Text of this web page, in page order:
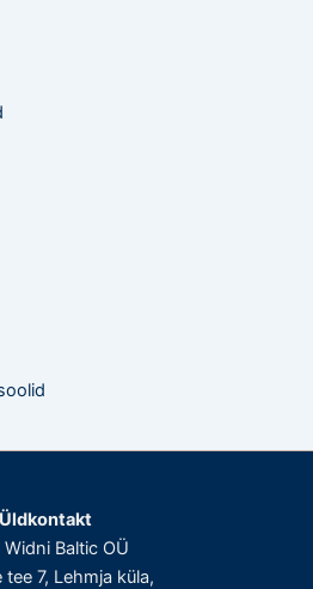
Üldkontakt
Widni Baltic OÜ
tee 7, Lehmja küla,